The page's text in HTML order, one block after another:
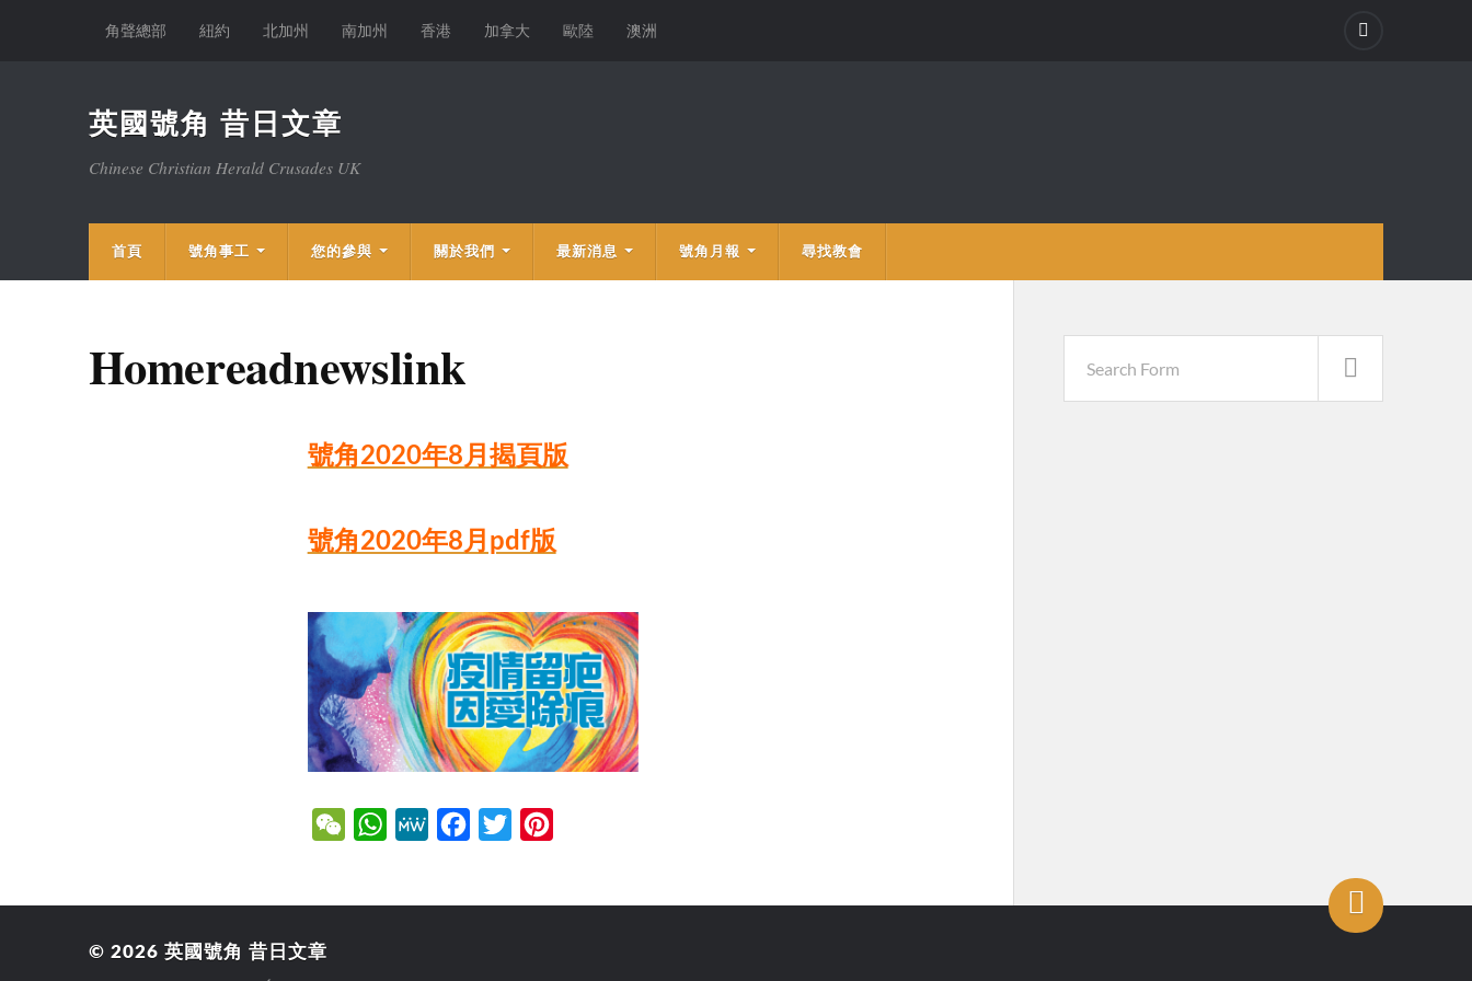
角聲總部 紐約 北加州 南加州 香港 加拿大 歐陸 澳洲
英國號角 昔日文章
Chinese Christian Herald Crusades UK
首頁 號角事工 您的參與 關於我們 最新消息 號角月報 尋找教會
Homereadnewslink
號角2020年8月揭頁版
號角2020年8月pdf版
WeChatWhatsApp
MeWe Facebook
Twitter
© 2026 英國號角 昔日文章